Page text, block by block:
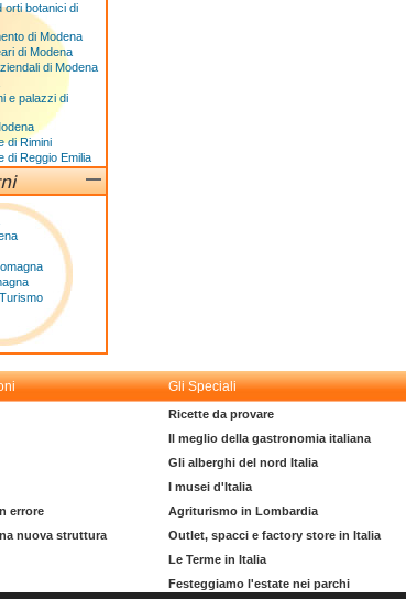
orti botanici di
di Modena
di Modena
di Modena
e palazzi di
di Rimini
di Reggio Emilia
Gli Speciali
errore
nuova struttura
Ricette da provare
Il meglio della gastronomia italiana
Gli alberghi del nord Italia
I musei d'Italia
Agriturismo in Lombardia
Outlet, spacci e factory store in Italia
Le Terme in Italia
Festeggiamo l'estate nei parchi